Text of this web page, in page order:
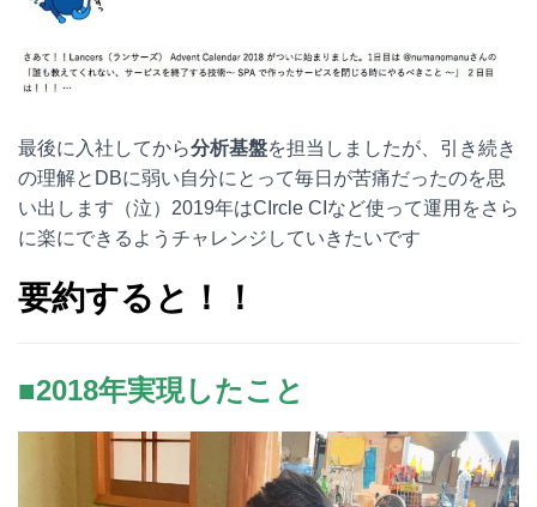
最後に入社してから分析基盤を担当しましたが、引き続き
の理解とDBに弱い自分にとって毎日が苦痛だったのを思
い出します（泣）2019年はCIrcle CIなど使って運用をさら
に楽にできるようチャレンジしていきたいです
要約すると！！
■2018年実現したこと